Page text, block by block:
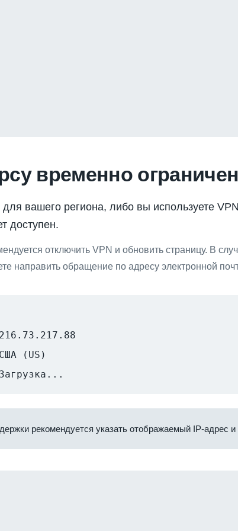
временно ограничен
вашего региона, либо вы используете
доступен.
отключить VPN и обновить страницу. В
направить обращение по адресу электронной
216.73.217.88
США (US)
Загрузка...
рекомендуется указать отображаемый IP-адрес и